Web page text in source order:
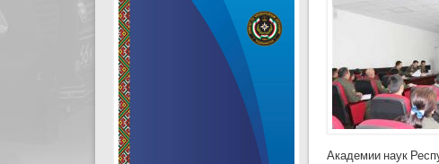
Академии наук